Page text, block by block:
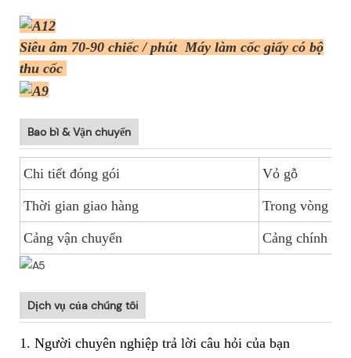
Siêu âm 70-90 chiếc / phút Máy làm cốc giấy có bộ
thu cốc
Bao bì & Vận chuyển
Chi tiết đóng gói Vỏ gỗ
Thời gian giao hàng Trong vòng
Cảng vận chuyển Cảng chính
Dịch vụ của chúng tôi
1. Người chuyên nghiệp trả lời câu hỏi của bạn